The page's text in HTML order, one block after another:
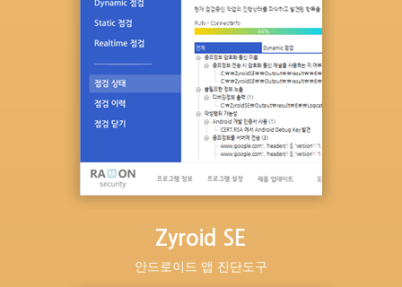
Zyroid SE
안드로이드 앱 진단도구